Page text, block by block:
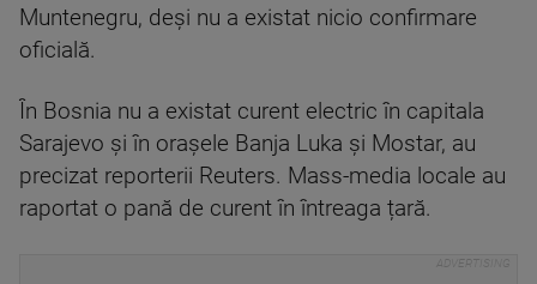
Muntenegru, deși nu a existat nicio confirmare
oficială.
În Bosnia nu a existat curent electric în capitala
Sarajevo și în orașele Banja Luka și Mostar, au
precizat reporterii Reuters. Mass-media locale au
raportat o pană de curent în întreaga țară.